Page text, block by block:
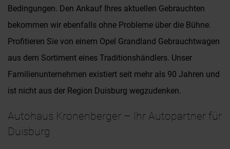
Bedingungen. Den Ankauf Ihres aktuellen Gebrauchten
bekommen wir ebenfalls ohne Probleme über die Bühne.
Profitieren Sie von einem Opel Grandland Gebrauchtwagen
aus dem Sortiment eines Traditionshändlers. Unser
Familienunternehmen existiert seit mehr als 90 Jahren und
ist nicht aus der Region Duisburg wegzudenken.
Autohaus Kronenberger – Ihr Autopartner für
Duisburg